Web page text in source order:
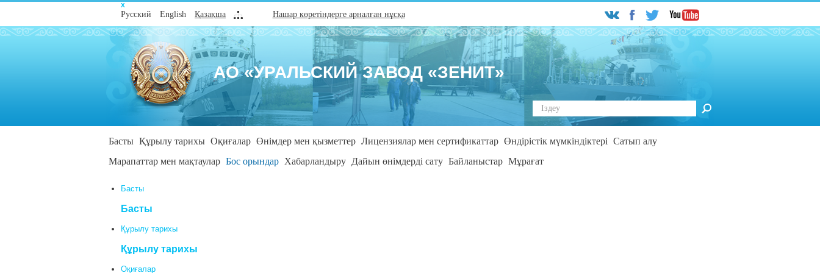
Русский English Қазақша Нашар көретіндерге арналған нұсқа
АО «УРАЛЬСКИЙ ЗАВОД «ЗЕНИТ»
Поиск
по
сайту
кз
Басты Құрылу тарихы Оқиғалар Өнімдер мен қызметтер Лицензиялар мен сертификаттар Өндірістік мүмкіндіктері Сатып алу
Марапаттар мен мақтаулар Бос орындар Хабарландыру Дайын өнімдерді сату Байланыстар Мұрағат
Басты
Басты
Құрылу тарихы
Құрылу тарихы
Оқиғалар
Х